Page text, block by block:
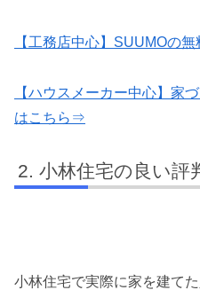
【工務店中心】SUUMOの
【ハウスメーカー中心】家
はこちら⇒
小林住宅の良い評
小林住宅で実際に家を建て